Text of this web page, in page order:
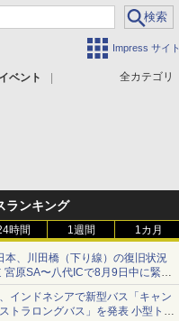
Impress サイト
全カテゴリ
イベント
ランキング
時間 1週間 1カ月
本、川田橋（下り線）の復旧状況
宮原SA〜八代ICで8月9日中に緊急
能に
インドネシアで新型バス「キャン
トラロングバス」を発表 小型トラ